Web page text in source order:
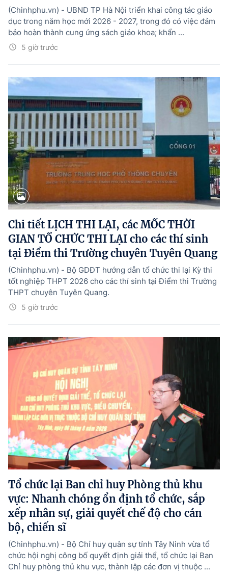
5 giờ trước
(Chinhphu.vn) - UBND TP Hà Nội triển khai công tác giáo
dục trong năm học mới 2026 - 2027, trong đó có việc đảm
bảo hoàn thành cung ứng sách giáo khoa; khẩn ...
Chi tiết LỊCH THI LẠI, các MỐC THỜI
GIAN TỔ CHỨC THI LẠI cho các thí sinh
tại Điểm thi Trường chuyên Tuyên Quang
5 giờ trước
(Chinhphu.vn) - Bộ GDĐT hướng dẫn tổ chức thi lại Kỳ thi
tốt nghiệp THPT 2026 cho các thí sinh tại Điểm thi Trường
THPT chuyên Tuyên Quang.
Tổ chức lại Ban chỉ huy Phòng thủ khu
vực: Nhanh chóng ổn định tổ chức, sắp
xếp nhân sự, giải quyết chế độ cho cán
bộ, chiến sĩ
(Chinhphu.vn) - Bộ Chỉ huy quân sự tỉnh Tây Ninh vừa tổ
chức hội nghị công bố quyết định giải thể, tổ chức lại Ban
Chỉ huy phòng thủ khu vực, thành lập các đơn vị thuộc ...